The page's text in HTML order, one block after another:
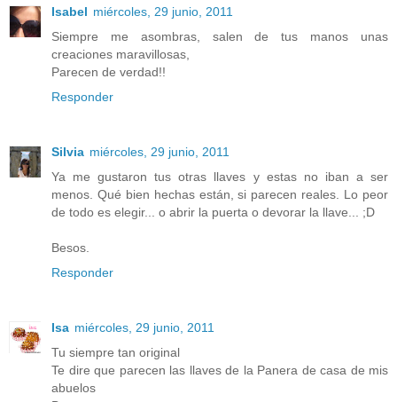
Isabel miércoles, 29 junio, 2011
Siempre me asombras, salen de tus manos unas
creaciones maravillosas,
Parecen de verdad!!
Responder
Silvia miércoles, 29 junio, 2011
Ya me gustaron tus otras llaves y estas no iban a ser
menos. Qué bien hechas están, si parecen reales. Lo peor
de todo es elegir... o abrir la puerta o devorar la llave... ;D
Besos.
Responder
Isa miércoles, 29 junio, 2011
Tu siempre tan original
Te dire que parecen las llaves de la Panera de casa de mis
abuelos